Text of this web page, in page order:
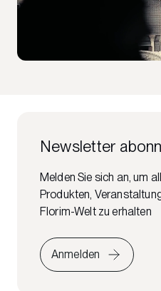
Newsletter
Melden Sie sich an, um
Produkten,
Florim-Welt zu erhalten
Anmelden